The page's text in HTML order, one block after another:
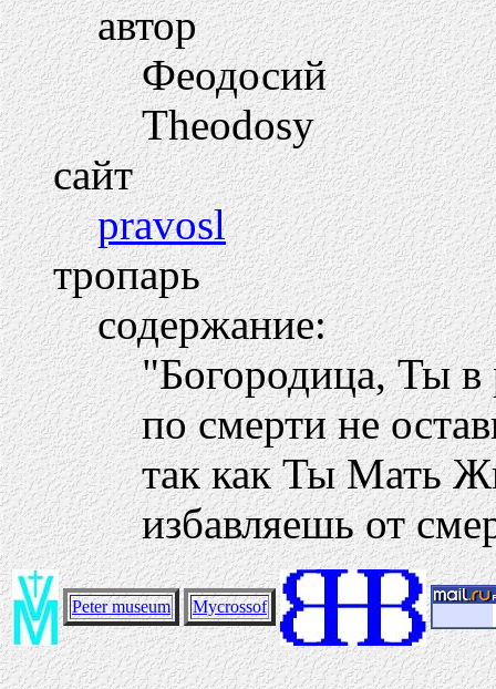
автор
Феодосий
Theodosy
сайт
pravosl
тропарь
содержание:
"Богородица, Ты в
по смерти не
так как Ты Мать
избавляешь от
Peter museum Mycrossof